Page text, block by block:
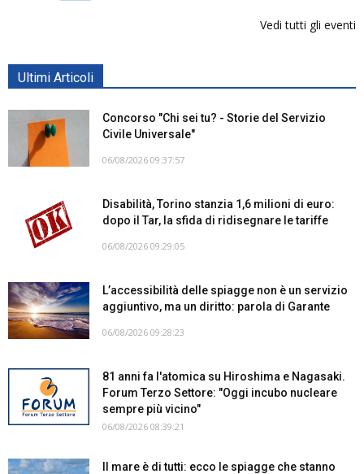
Vedi tutti gli eventi
Ultimi Articoli
Concorso "Chi sei tu? - Storie del Servizio
Civile Universale"
06/08/2026 09:37:57
Disabilità, Torino stanzia 1,6 milioni di euro:
dopo il Tar, la sfida di ridisegnare le tariffe
06/08/2026 09:29:05
L’accessibilità delle spiagge non è un servizio
aggiuntivo, ma un diritto: parola di Garante
06/08/2026 09:28:23
81 anni fa l'atomica su Hiroshima e Nagasaki.
Forum Terzo Settore: "Oggi incubo nucleare
sempre più vicino"
06/08/2026 08:39:21
Il mare è di tutti: ecco le spiagge che stanno